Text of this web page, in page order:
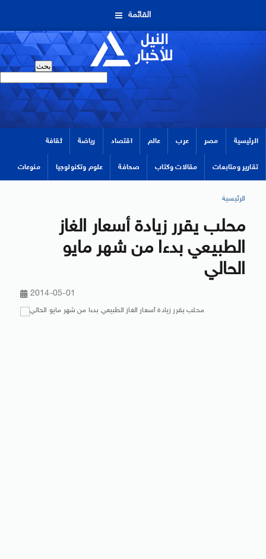
القائمة
الرئيسية مصر عرب عالم اقتصاد رياضة ثقافة
تقارير ومتابعات مقالات وكتاب صحافة علوم وتكنولوجيا منوعات
الرئيسية
محلب يقرر زيادة أسعار الغاز
الطبيعي بدءا من شهر مايو
الحالي
2014-05-01